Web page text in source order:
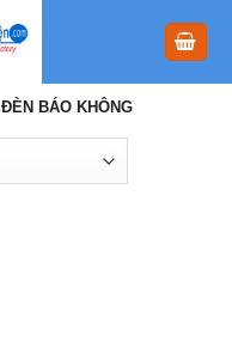
ĐÈN BÁO KHÔNG